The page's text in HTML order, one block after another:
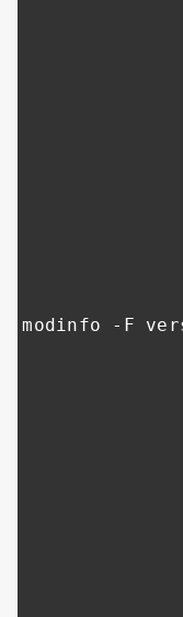
modinfo - F